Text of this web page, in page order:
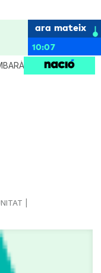
ara mateix
10:07
CRIANÇA